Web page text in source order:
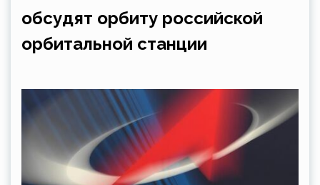
обсудят орбиту российской
орбитальной станции